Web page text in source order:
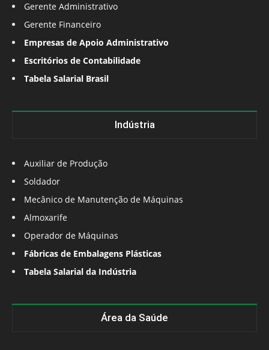
Gerente Administrativo
Gerente Financeiro
Empresas de Apoio Administrativo
Escritórios de Contabilidade
Tabela Salarial Brasil
Indústria
Auxiliar de Produção
Soldador
Mecânico de Manutenção de Máquinas
Almoxarife
Operador de Máquinas
Fábricas de Embalagens Plásticas
Tabela Salarial da Indústria
Área da Saúde